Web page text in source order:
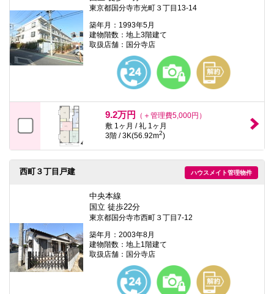
東京都国分寺市光町３丁目13-14
築年月：1993年5月
建物階数：地上3階建て
取扱店舗：国分寺店
9.2万円
（＋管理費5,000円）
敷 1ヶ月 / 礼 1ヶ月
3階 / 3K(56.92m2)
ハウスメイト管理物件
西町３丁目戸建
中央本線
国立 徒歩22分
東京都国分寺市西町３丁目7-12
築年月：2003年8月
建物階数：地上1階建て
取扱店舗：国分寺店